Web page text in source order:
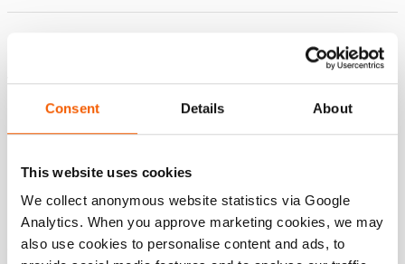
Consent Details About
This website uses cookies
We collect anonymous website statistics via Google
Analytics. When you approve marketing cookies, we may
also use cookies to personalise content and ads, to
Velocidade inigualável para operações de resgate mais
rápidas
A tesoura mais rápida do mercado graças à tecnologia
ferramenta otimiza continuamente as configurações da
sua bomba e do seu motor, oferecendo a máxima
velocidade em qualquer carga da ferramenta
Máxima flexibilidade de funcionamento com dois modos